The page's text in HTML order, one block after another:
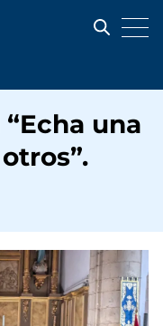
una